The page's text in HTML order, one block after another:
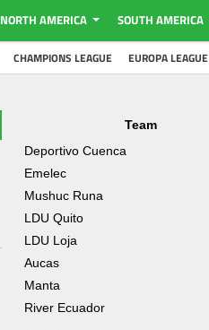
NORTH AMERICA SOUTH AMERICA
CHAMPIONS LEAGUE EUROPA LEAGUE
Team
Deportivo Cuenca
Emelec
Mushuc Runa
LDU Quito
LDU Loja
Aucas
Manta
River Ecuador